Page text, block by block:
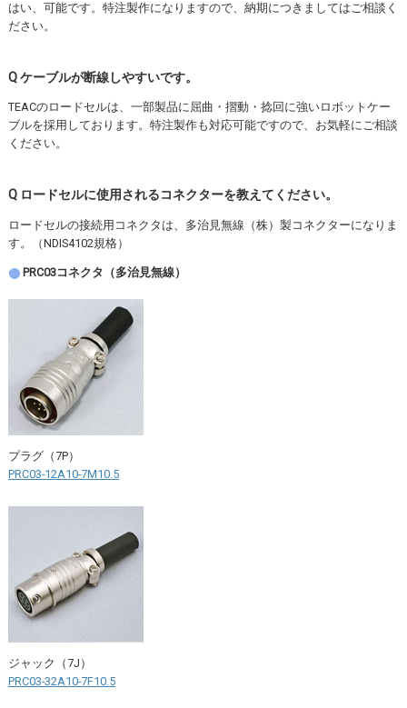
はい、可能です。特注製作になりますので、納期につきましてはご相談く
ださい。
Q ケーブルが断線しやすいです。
TEACのロードセルは、一部製品に屈曲・摺動・捻回に強いロボットケー
ブルを採用しております。特注製作も対応可能ですので、お気軽にご相談
ください。
Q ロードセルに使用されるコネクターを教えてください。
ロードセルの接続用コネクタは、多治見無線（株）製コネクターになりま
す。（NDIS4102規格）
PRC03コネクタ（多治見無線）
プラグ（7P）
PRC03-12A10-7M10.5
ジャック（7J）
PRC03-32A10-7F10.5